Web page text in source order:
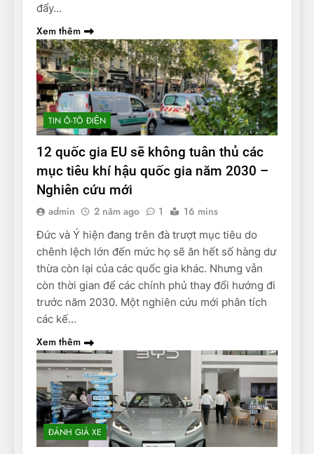
đẩy…
Xem thêm
TIN Ô-TÔ ĐIỆN
12 quốc gia EU sẽ không tuân thủ các
mục tiêu khí hậu quốc gia năm 2030 –
Nghiên cứu mới
admin 2 năm ago 1 16 mins
Đức và Ý hiện đang trên đà trượt mục tiêu do
chênh lệch lớn đến mức họ sẽ ăn hết số hàng dư
thừa còn lại của các quốc gia khác. Nhưng vẫn
còn thời gian để các chính phủ thay đổi hướng đi
trước năm 2030. Một nghiên cứu mới phân tích
các kế…
Xem thêm
ĐÁNH GIÁ XE